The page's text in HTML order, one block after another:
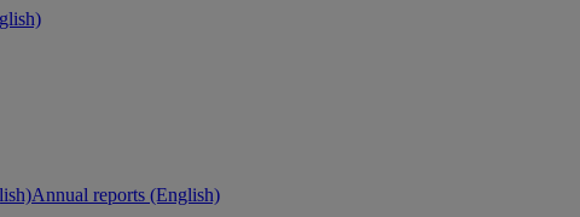
Annual reports (English)